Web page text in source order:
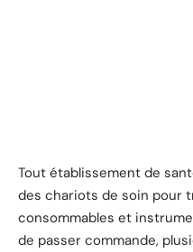
Tout établissement de
des chariots de soin pour
consommables et
de passer commande,